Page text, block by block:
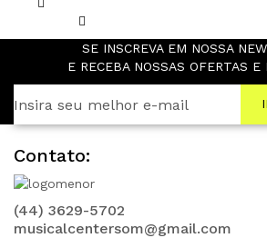
SE INSCREVA EM NOSSA
E RECEBA NOSSAS OFERTAS E
Contato:
(44) 3629-5702
musicalcentersom@gmail.com